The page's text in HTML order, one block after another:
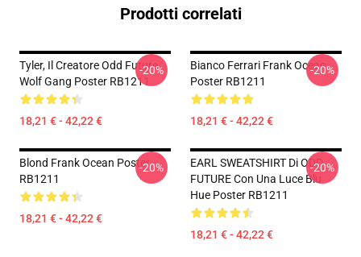
Prodotti correlati
Tyler, Il Creatore Odd Future
Wolf Gang Poster RB1211
18,21 € - 42,22 €
-20%
Bianco Ferrari Frank Ocean
Poster RB1211
18,21 € - 42,22 €
-20%
Blond Frank Ocean Poster
RB1211
18,21 € - 42,22 €
-20%
EARL SWEATSHIRT Di ODD
FUTURE Con Una Luce Blu
Hue Poster RB1211
18,21 € - 42,22 €
-20%